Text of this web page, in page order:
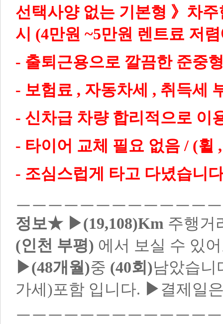
선택사양 없는 기본형 》차주
시 (4만원 ~5만원 렌트료 저
- 출퇴근용으로 깔끔한 준중
- 보험료 , 자동차세 , 취득세
- 신차급 차량 합리적으로 이
- 타이어 교체 필요 없음 / (휠
- 조심스럽게 타고 다녔습니
ㅡㅡㅡㅡㅡㅡㅡㅡㅡㅡㅡㅡ
정보★ ▶(19,108)Km 주행거
(인천 부평) 에서 보실 수 있
▶(48개월)중 (40회)남았습
가세)포함 입니다. ▶ 결제일
ㅡㅡㅡㅡㅡㅡㅡㅡㅡㅡㅡㅡ